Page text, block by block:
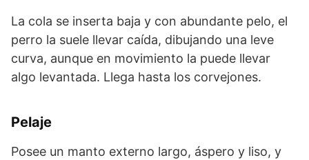
La cola se inserta baja y con abundante pelo, el
perro la suele llevar caída, dibujando una leve
curva, aunque en movimiento la puede llevar
algo levantada. Llega hasta los corvejones.
Pelaje
Posee un manto externo largo, áspero y liso, y